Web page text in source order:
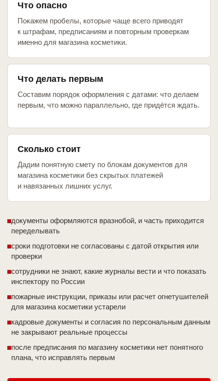
Что опасно
Покажем пробелы, которые чаще всего приводят
к штрафам, предписаниям и повторным проверкам
именно для магазина косметики.
Что делать первым
Составим порядок оформления с датами: что делаем
первым, что можно параллельно, где придётся ждать.
Сколько стоит
Дадим понятную смету по блокам документов для
магазина косметики без скрытых платежей
и навязанных лишних услуг.
документы оформляются вразнобой, и часть приходится
переделывать
сроки подготовки не согласованы с датой открытия или
проверки
сотрудники не знают, какие журналы вести и что показать
инспектору по России
пожарные инструкции, приказы или расчет огнетушителей
для магазина косметики устарели
кадровые документы и согласия по персональным данным
не закрывают реальные процессы
после предписания по магазину косметики нет понятного
плана, что исправлять первым